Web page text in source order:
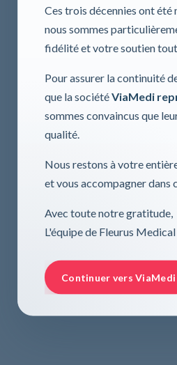
Ces trois décennies ont
nous sommes
fidélité et votre soutien
Pour assurer la continuité
que la sociétéViaMedi
sommes convaincus que
qualité.
Nous restons à votre
et vous accompagner dans
Avec toute notre gratitude,
L'équipe de Fleurus Medical
Continuer vers ViaMedi